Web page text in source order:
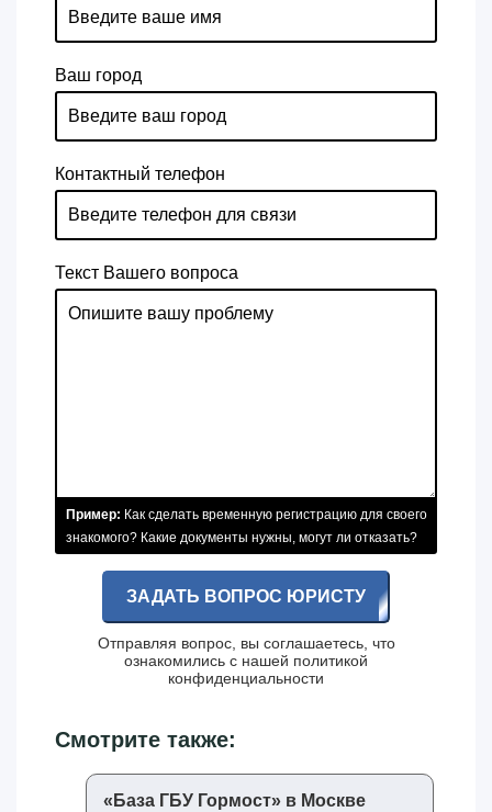
Ваш город
Контактный телефон
Текст Вашего вопроса
Пример: Как сделать временную регистрацию для своего
знакомого? Какие документы нужны, могут ли отказать?
ЗАДАТЬ ВОПРОС ЮРИСТУ
Отправляя вопрос, вы соглашаетесь, что
ознакомились с нашей политикой
конфиденциальности
Смотрите также:
«‎База ГБУ Гормост»‎ в Москве